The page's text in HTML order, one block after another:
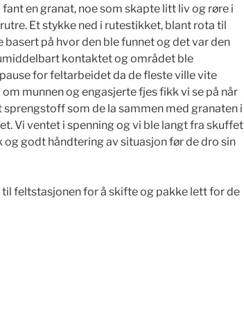
en granat, noe som skapte litt liv og røre i
Et stykke ned i rutestikket, blant rota til
på hvor den ble funnet og det var den
kontaktet og området ble
for feltarbeidet da de fleste ville vite
munnen og engasjerte fjes fikk vi se på når
som de la sammen med granaten i
Vi ventet i spenning og vi ble langt fra skuffet
godt håndtering av situasjon før de dro sin
feltstasjonen for å skifte og pakke lett for de